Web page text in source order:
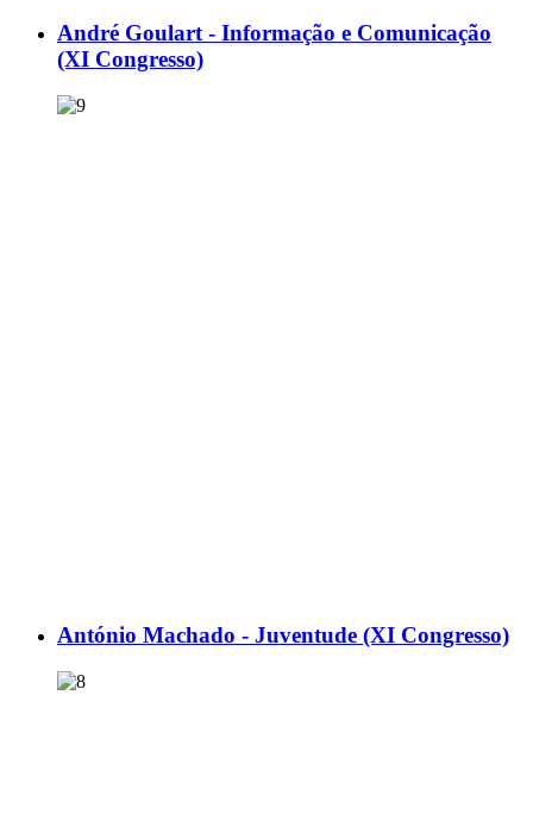
André Goulart - Informação e Comunicação
(XI Congresso)
António Machado - Juventude (XI Congresso)